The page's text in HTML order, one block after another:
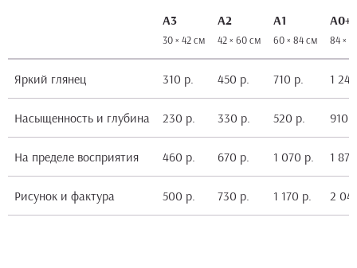
А3
30 × 42 см
А2
42 × 60 см
А1
60 × 84 см
А0+
84 ×
Яркий глянец 310 р. 450 р. 710 р. 1
Насыщенность и глубина 230 р. 330 р. 520 р. 910
На пределе восприятия 460 р. 670 р. 1 070 р. 1
Рисунок и фактура 500 р. 730 р. 1 170 р. 2